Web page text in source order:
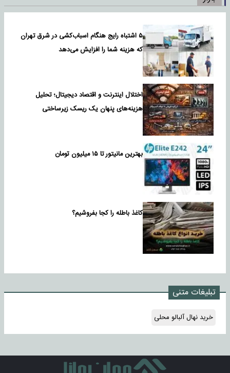
۵ اشتباه رایج هنگام اسباب‌کشی در شرق تهران
که هزینه شما را افزایش می‌دهد
اختلال اینترنت و اقتصاد دیجیتال؛ تحلیل
هزینه‌های پنهان یک ریسک زیرساختی
بهترین مانیتور تا ۱۵ میلیون تومان
کاغذ باطله را کجا بفروشیم؟
تبلیغات متنی
خرید نهال آلبالو محلی